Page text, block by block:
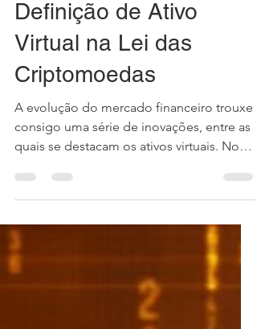
Oscar Valente Cardoso
Entendendo a
Definição de Ativo
Virtual na Lei das
Criptomoedas